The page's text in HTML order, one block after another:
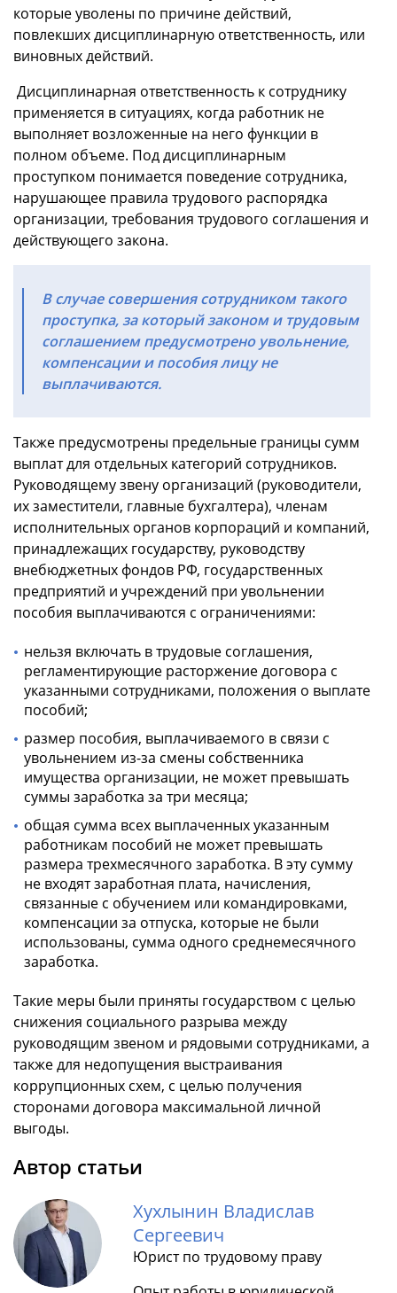
которые уволены по причине действий,
повлекших дисциплинарную ответственность, или
виновных действий.
Дисциплинарная ответственность к сотруднику
применяется в ситуациях, когда работник не
выполняет возложенные на него функции в
полном объеме. Под дисциплинарным
проступком понимается поведение сотрудника,
нарушающее правила трудового распорядка
организации, требования трудового соглашения и
действующего закона.
В случае совершения сотрудником такого
проступка, за который законом и трудовым
соглашением предусмотрено увольнение,
компенсации и пособия лицу не
выплачиваются.
Также предусмотрены предельные границы сумм
выплат для отдельных категорий сотрудников.
Руководящему звену организаций (руководители,
их заместители, главные бухгалтера), членам
исполнительных органов корпораций и компаний,
принадлежащих государству, руководству
внебюджетных фондов РФ, государственных
предприятий и учреждений при увольнении
пособия выплачиваются с ограничениями:
нельзя включать в трудовые соглашения,
регламентирующие расторжение договора с
указанными сотрудниками, положения о выплате
пособий;
размер пособия, выплачиваемого в связи с
увольнением из-за смены собственника
имущества организации, не может превышать
суммы заработка за три месяца;
общая сумма всех выплаченных указанным
работникам пособий не может превышать
размера трехмесячного заработка. В эту сумму
не входят заработная плата, начисления,
связанные с обучением или командировками,
компенсации за отпуска, которые не были
использованы, сумма одного среднемесячного
заработка.
Такие меры были приняты государством с целью
снижения социального разрыва между
руководящим звеном и рядовыми сотрудниками, а
также для недопущения выстраивания
коррупционных схем, с целью получения
сторонами договора максимальной личной
выгоды.
Автор статьи
Хухлынин Владислав
Сергеевич
Юрист по трудовому праву